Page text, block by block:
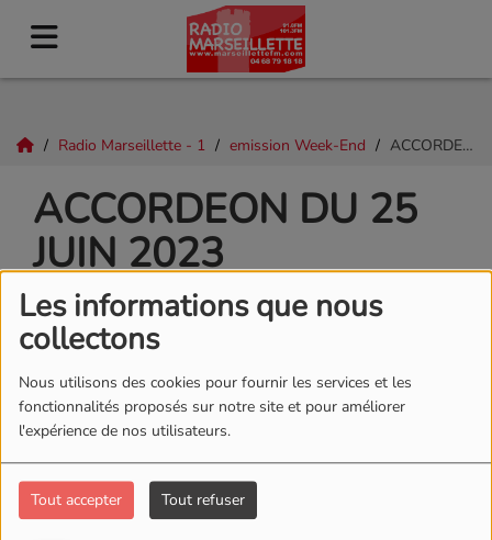
Les informations que nous
collectons
Nous utilisons des cookies pour fournir les services et les
fonctionnalités proposés sur notre site et pour améliorer
l'expérience de nos utilisateurs.
Tout accepter Tout refuser
Radio Marseillette - 1 emission Week-End ACCORDEON DU 25 JUIN 2023
ACCORDEON DU 25
JUIN 2023